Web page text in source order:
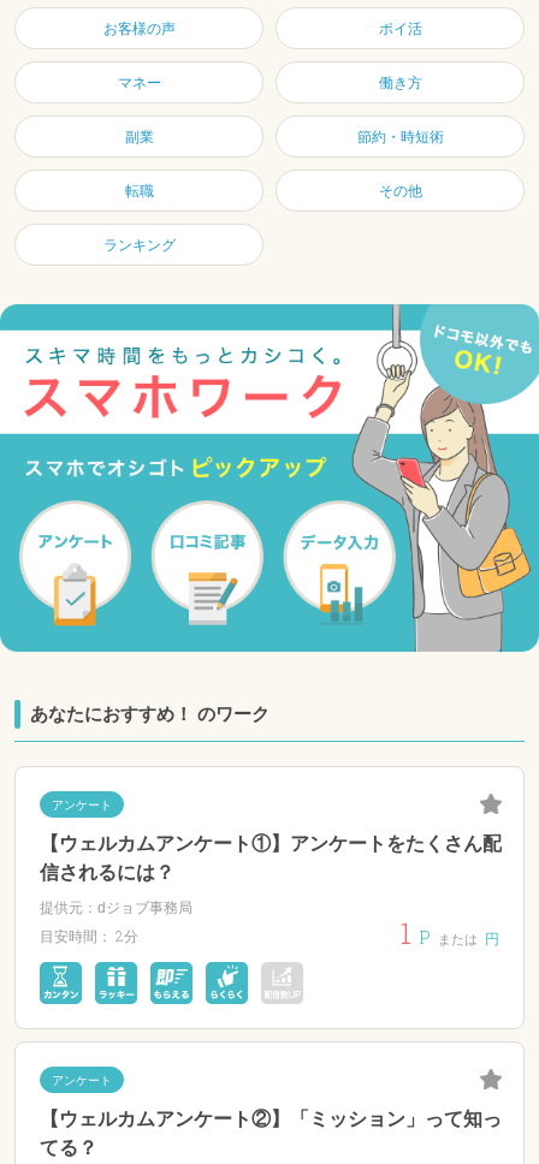
お客様の声 ポイ活
マネー 働き方
副業 節約・時短術
転職 その他
ランキング
あなたにおすすめ！ のワーク
アンケート
【ウェルカムアンケート①】アンケートをたくさん配
信されるには？
提供元：dジョブ事務局
目安時間： 2分 1 P または 円
アンケート
【ウェルカムアンケート②】「ミッション」って知っ
てる？